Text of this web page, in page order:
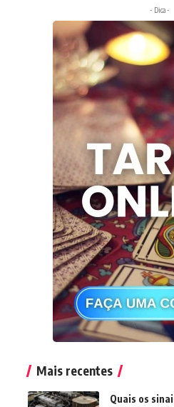
- Dica -
Mais recentes
Quais os